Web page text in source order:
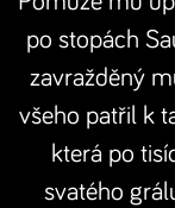
po stopách
zavražděný
všeho patřil k
která po
svatého